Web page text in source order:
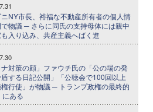
NY市長、裕福な不動産所有者の個人情
物議 ─ さらに同氏の支持母体には親中
入り込み、共産主義へばく進
ナ対策の顔」ファウチ氏の「公の場の発
する日記公開」「公聴会で100回以上
行使」が物議 ─ トランプ政権の最終的
ある